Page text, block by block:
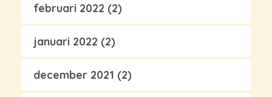
februari 2022 (2)
januari 2022 (2)
december 2021 (2)